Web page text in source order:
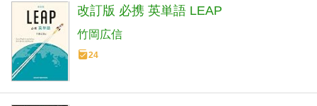
改訂版 必携 英単語 LEAP
竹岡広信
24